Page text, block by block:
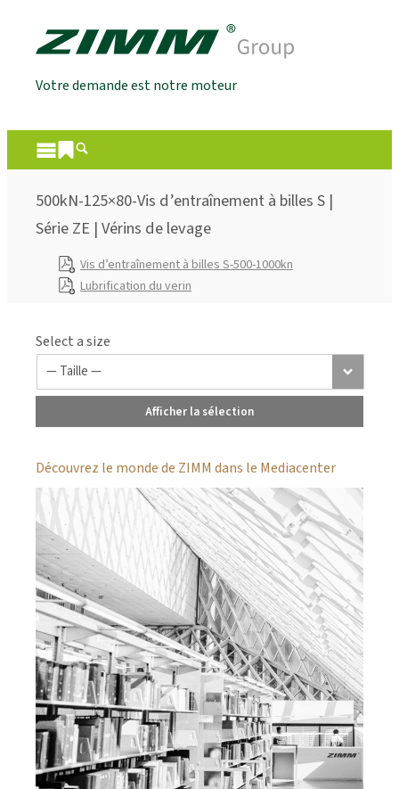
Votre demande est notre moteur
500kN-125×80-Vis d’entraînement à billes S |
Série ZE | Vérins de levage
Vis d’entraînement à billes S-500-1000kn
Lubrification du verin
Select a size
Afficher la sélection
Découvrez le monde de ZIMM dans le Mediacenter